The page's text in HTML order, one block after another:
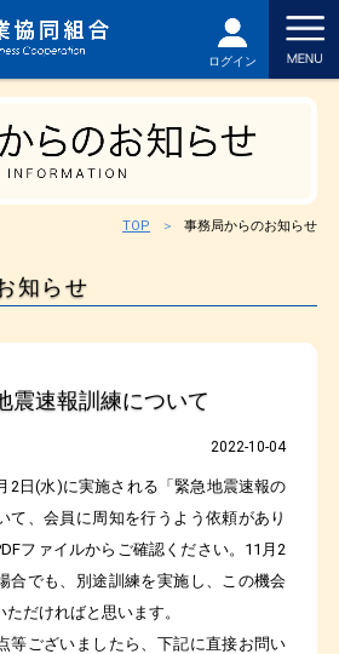
ログイン
TOP 事務局からのお知らせ
知らせ
震速報訓練について
2022-10-04
2日(水)に実施される「緊急地震速報の
て、会員に周知を行うよう依頼があり
ファイルからご確認ください。11月2
合でも、別途訓練を実施し、この機会
だければと思います。
等ございましたら、下記に直接お問い